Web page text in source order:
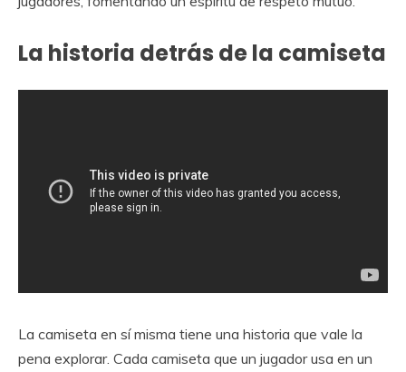
La historia detrás de la camiseta
La camiseta en sí misma tiene una historia que vale la
pena explorar. Cada camiseta que un jugador usa en un